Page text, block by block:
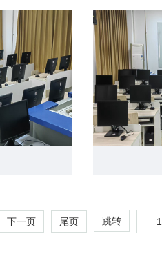
下一页 尾页 跳转 1